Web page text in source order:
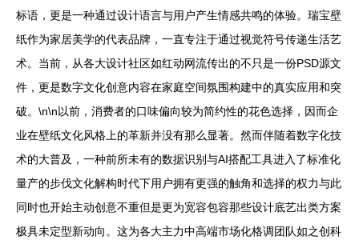
标语，更是一种通过设计语言与用户产生情感共鸣的体验。瑞宝壁
纸作为家居美学的代表品牌，一直专注于通过视觉符号传递生活艺
术。当前，从各大设计社区如红动网流传出的不只是一份PSD源文
件，更是数字文化创意内容在家庭空间氛围构建中的真实应用和突
破。\n\n以前，消费者的口味偏向较为简约性的花色选择，因而企
业在壁纸文化风格上的革新并没有那么显著。然而伴随着数字化技
术的大普及，一种前所未有的数据识别与AI搭配工具进入了标准化
量产的步伐文化解构时代下用户拥有更强的触角和选择的权力与此
同时也开始主动创意不重但是更为宽容包容那些设计底艺出类方案
极具未定型新动向。这为各大主力中高端市场化格调团队如之创科